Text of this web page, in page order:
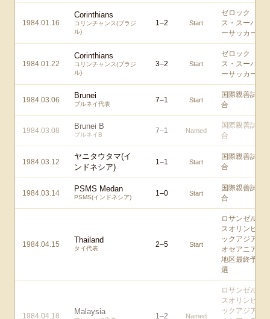
1984.01.16
Corinthians
コリンチャンス(ブラジ
ル)
1–2 Start
ゼロック
ス・スーパ
ーサッカー
1984.01.22
Corinthians
コリンチャンス(ブラジ
ル)
3–2 Start
ゼロック
ス・スーパ
ーサッカー
1984.03.06 Brunei
ブルネイ代表 7–1 Start
国際親善試
合
1984.03.08 Brunei B
ブルネイB 7–1 Named
国際親善試
合
1984.03.12
ヤニタウタマ(イ
ンドネシア)
1–1 Start
国際親善試
合
1984.03.14 PSMS Medan
PSMS(インドネシア) 1–0 Start
国際親善試
合
1984.04.15 Thailand
タイ代表 2–5 Start
ロサンゼル
スオリンピ
ックアジア/
オセアニア
地区最終予
選
1984.04.18 Malaysia 1–2 Named
ロサンゼル
スオリンピ
ックアジア/